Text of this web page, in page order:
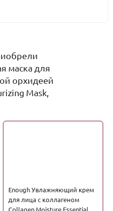
маска для
орхидеей
Mask,
Enough Увлажняющий крем
для лица с коллагеном